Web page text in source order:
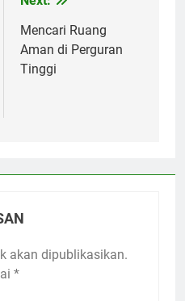
Mencari Ruang
Aman di Perguran
Tinggi
akan dipublikasikan.
*